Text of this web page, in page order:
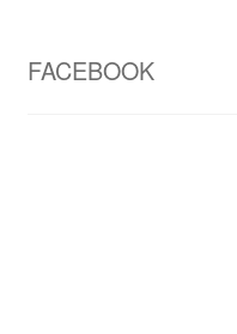
FACEBOOK